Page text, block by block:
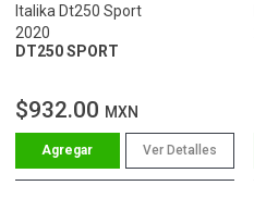
Italika Dt250 Sport
2020
DT250 SPORT
$932.00 MXN
Ver Detalles